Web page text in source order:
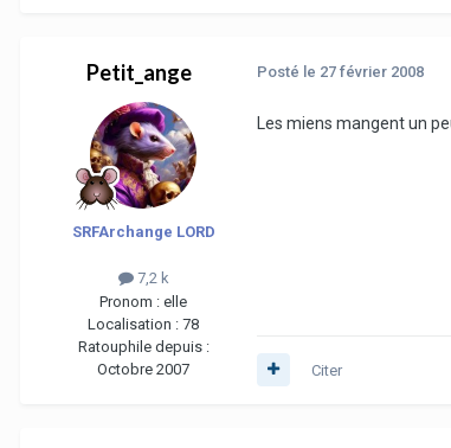
Petit_ange
SRFArchange LORD
7,2 k
Pronom : elle
Localisation : 78
Ratouphile depuis :
Octobre 2007
Posté le 27 février 2008
Les miens mangent un
Citer